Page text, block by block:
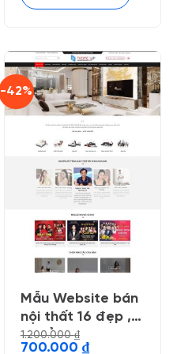
-42%
Mẫu Website bán
nội thất 16 đẹp ,
chuẩn seo
1.200.000₫
Giá
700.000 ₫Giá